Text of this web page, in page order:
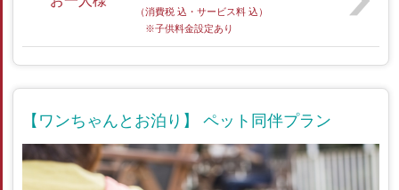
（消費税 込・サービス料 込）
※子供料金設定あり
【ワンちゃんとお泊り】 ペット同伴プラン